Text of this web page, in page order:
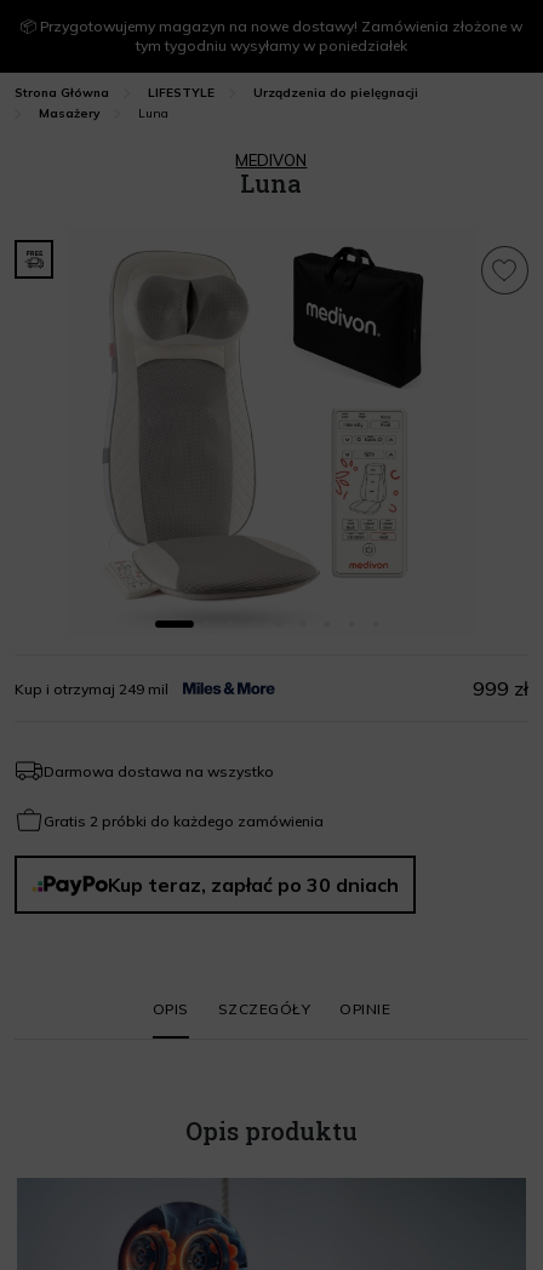
📦 Przygotowujemy magazyn na nowe dostawy! Zamówienia złożone w
tym tygodniu wysyłamy w poniedziałek
Strona Główna LIFESTYLE
Urządzenia do pielęgnacji
Masażery
Luna
MEDIVON
Luna
Kup i otrzymaj 249 mil 999 zł
Darmowa dostawa na wszystko
Gratis 2 próbki do każdego zamówienia
Kup teraz, zapłać po 30 dniach
OPIS SZCZEGÓŁY OPINIE
Opis produktu